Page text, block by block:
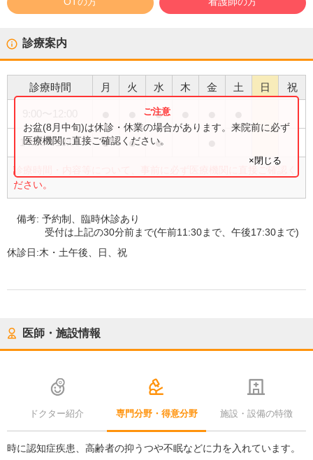
診療案内
診療時間 月 火 水 木 金 土 日 祝
●
14:00〜18:00 ● ● ●
診療時間・内容等について、事前に必ず医療機関に直接ご確認く
ださい。
お盆(8月中旬)は休診・休業の場合があります。来院前に必ず
医療機関に直接ご確認ください。
×閉じる
備考:予約制、臨時休診あり
受付は上記の30分前まで(午前11:30まで、午後17:30まで)
休診日:木・土午後、日、祝
医師・施設情報
ドクター紹介 専門分野・得意分野 施設・設備の特徴
時に認知症疾患、高齢者の抑うつや不眠などに力を入れています。